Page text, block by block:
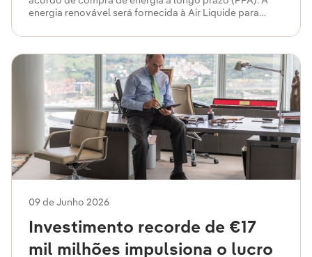
energia renovável será fornecida à Air Liquide para
e Espanha.
09 de Junho 2026
Investimento recorde de €17
mil milhões impulsiona o lucro